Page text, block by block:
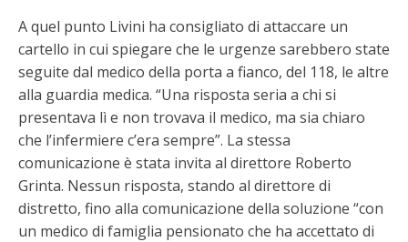
A quel punto Livini ha consigliato di attaccare un
cartello in cui spiegare che le urgenze sarebbero state
seguite dal medico della porta a fianco, del 118, le altre
alla guardia medica. “Una risposta seria a chi si
presentava lì e non trovava il medico, ma sia chiaro
che l’infermiere c’era sempre”. La stessa
comunicazione è stata invita al direttore Roberto
Grinta. Nessun risposta, stando al direttore di
distretto, fino alla comunicazione della soluzione “con
un medico di famiglia pensionato che ha accettato di